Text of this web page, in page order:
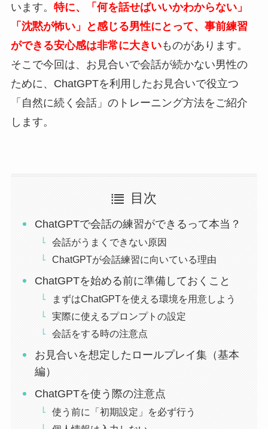
います。 特に、「何を話せばいいかわからない」
「沈黙が怖い」と感じる男性にとって、事前練習
ができる安心感は非常に大きいものがあります。
そこで今回は、お見合いで会話が続かない男性の
ために、ChatGPTを利用したお見合いで役立つ
「自然に続く会話」のトレーニング方法をご紹介
します。
目次
ChatGPTで会話の練習ができるって本当？
会話がうまくできない原因
ChatGPTが会話練習に向いている理由
ChatGPTを始める前に準備しておくこと
まずはChatGPTを使える環境を用意しよう
実際に使えるプロンプトの設定
会話をする時の注意点
お見合いを想定したロールプレイ集（基本
編）
ChatGPTを使う際の注意点
使う前に「初期設定」を必ず行う